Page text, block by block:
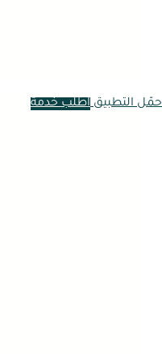
حمّل التطبيقاطلب خدمة